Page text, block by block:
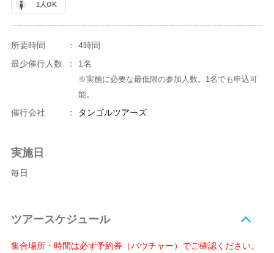
1人OK
所要時間 ：
4時間
最少催行人数
： 1名
※実施に必要な最低限の参加人数。1名でも申込可
能。
催行会社 ： タンゴルツアーズ
実施日
毎日
ツアースケジュール
集合場所・時間は必ず予約券（バウチャー）でご確認ください。